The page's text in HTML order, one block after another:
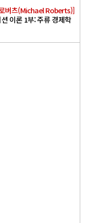
버츠(Michael Roberts)]
이론 1부: 주류 경제학